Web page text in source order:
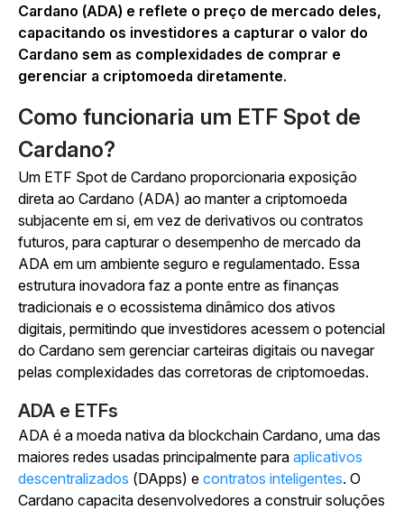
Cardano (ADA) e reflete o preço de mercado deles,
capacitando os investidores a capturar o valor do
Cardano sem as complexidades de comprar e
gerenciar a criptomoeda diretamente.
Como funcionaria um ETF Spot de
Cardano?
Um ETF Spot de Cardano proporcionaria exposição
direta ao Cardano (ADA) ao manter a criptomoeda
subjacente em si, em vez de derivativos ou contratos
futuros, para capturar o desempenho de mercado da
ADA em um ambiente seguro e regulamentado. Essa
estrutura inovadora faz a ponte entre as finanças
tradicionais e o ecossistema dinâmico dos ativos
digitais, permitindo que investidores acessem o potencial
do Cardano sem gerenciar carteiras digitais ou navegar
pelas complexidades das corretoras de criptomoedas.
ADA e ETFs
ADA é a moeda nativa da blockchain Cardano, uma das
maiores redes usadas principalmente para aplicativos
descentralizados (DApps) e contratos inteligentes. O
Cardano capacita desenvolvedores a construir soluções